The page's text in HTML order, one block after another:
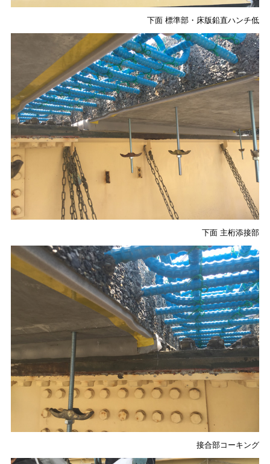
下面 標準部・床版鉛直ハンチ低
下面 主桁添接部
接合部コーキング